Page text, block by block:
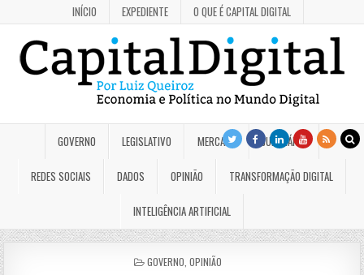
INÍCIO EXPEDIENTE O QUE É CAPITAL DIGITAL
GOVERNO LEGISLATIVO MERCADO JUDICIÁRIO
REDES SOCIAIS DADOS OPINIÃO TRANSFORMAÇÃO DIGITAL
INTELIGÊNCIA ARTIFICIAL
POSTED
GOVERNO OPINIÃO